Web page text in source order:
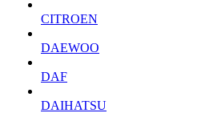
CITROEN
DAEWOO
DAF
DAIHATSU